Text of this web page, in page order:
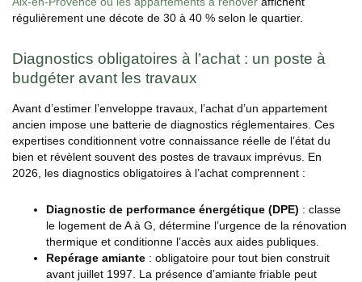
régulièrement une décote de 30 à 40 % selon le quartier.
Diagnostics obligatoires à l’achat : un poste à
budgéter avant les travaux
Avant d’estimer l’enveloppe travaux, l’achat d’un appartement
ancien impose une batterie de diagnostics réglementaires. Ces
expertises conditionnent votre connaissance réelle de l’état du
bien et révèlent souvent des postes de travaux imprévus. En
2026, les diagnostics obligatoires à l’achat comprennent :
Diagnostic de performance énergétique (DPE) : classe
le logement de A à G, détermine l’urgence de la rénovation
thermique et conditionne l’accès aux aides publiques.
Repérage amiante : obligatoire pour tout bien construit
avant juillet 1997. La présence d’amiante friable peut